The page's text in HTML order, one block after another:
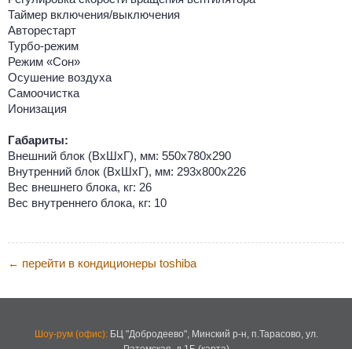
Таймер включения/выключения
Авторестарт
Турбо-режим
Режим «Сон»
Осушение воздуха
Самоочистка
Ионизация
Габариты:
Внешний блок (ВхШхГ), мм: 550х780х290
Внутренний блок (ВхШхГ), мм: 293х800х226
Вес внешнего блока, кг: 26
Вес внутреннего блока, кг: 10
← перейти в кондиционеры toshiba
Шоу-рум (офис):БЦ "Добродеево", Минский р-н, п.Тарасово, ул.